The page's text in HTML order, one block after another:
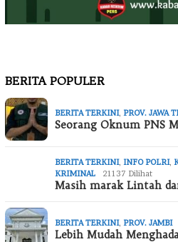
BERITA POPULER
BERITA TERKINI, PROV. JAWA
Seorang Oknum PNS
BERITA TERKINI, INFO POLRI,
KRIMINAL
21137 Dilihat
Masih marak Lintah
BERITA TERKINI, PROV. JAMBI
Lebih Mudah